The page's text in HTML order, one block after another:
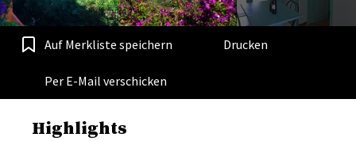
Auf Merkliste speichern Drucken
Per E-Mail verschicken
Highlights